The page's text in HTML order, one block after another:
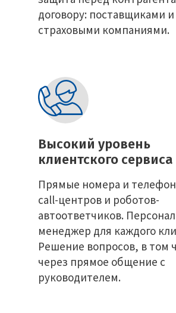
договору: поставщиками и
страховыми компаниями.
Высокий уровень
клиентского сервиса
Прямые номера и
call-центров и роботов-
автоответчиков.
менеджер для каждого
Решение вопросов, в том
через прямое общение с
руководителем.